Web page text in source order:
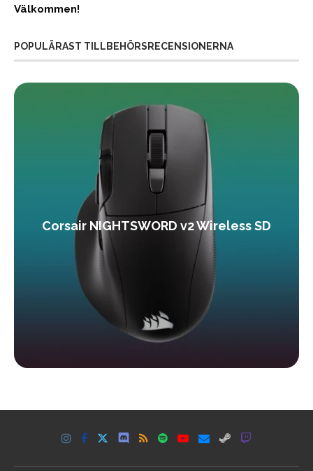
Välkommen!
POPULÄRAST TILLBEHÖRSRECENSIONERNA
Corsair NIGHTSWORD v2 Wireless SD